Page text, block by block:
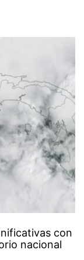
con
nacional